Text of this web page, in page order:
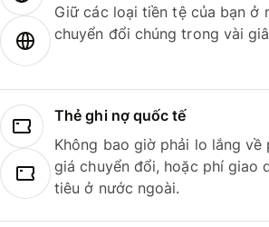
Giữ các loại tiền tệ của bạn ở
chuyển đổi chúng trong vài
Thẻ ghi nợ quốc tế
Không bao giờ phải lo lắng về
giá chuyển đổi, hoặc phí giao
tiêu ở nước ngoài.